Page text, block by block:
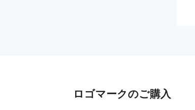
ロゴマークのご購入